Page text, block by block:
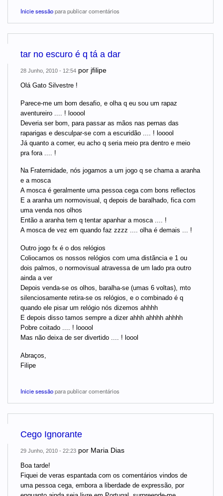
Inicie sessãopara publicar comentários
tar no escuro é q tá a dar
28 Junho, 2010 - 12:54 por jfilipe
Olá Gato Silvestre !
Parece-me um bom desafio, e olha q eu sou um rapaz
aventureiro .... ! looool
Deveria ser bom, para passar as mãos nas pernas das
raparigas e desculpar-se com a escuridão .... ! looool
Já quanto a comer, eu acho q seria meio pra dentro e meio
pra fora .... !
Na Fraternidade, nós jogamos a um jogo q se chama a aranha
e a mosca
A mosca é geralmente uma pessoa cega com bons reflectos
E a aranha um normovisual, q depois de baralhado, fica com
uma venda nos olhos
Então a aranha tem q tentar apanhar a mosca .... !
A mosca de vez em quando faz zzzz .... olha é demais ... !
Outro jogo fx é o dos relógios
Coliocamos os nossos relógios com uma distãncia e 1 ou
dois palmos, o normovisual atravessa de um lado pra outro
ainda a ver
Depois venda-se os olhos, baralha-se (umas 6 voltas), mto
silenciosamente retira-se os relógios, e o combinado é q
quando ele pisar um relógio nós dizemos ahhhh
E depois disso tamos sempre a dizer ahhh ahhhh ahhhh
Pobre coitado .... ! looool
Mas não deixa de ser divertido .... ! loool
Abraços,
Filipe
Inicie sessãopara publicar comentários
Cego Ignorante
29 Junho, 2010 - 22:23 por Maria Dias
Boa tarde!
Fiquei de veras espantada com os comentários vindos de
uma pessoa cega, embora a liberdade de expressão, por